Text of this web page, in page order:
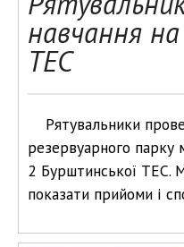
навчання
ТЕС
Рятувальники
резервуарного
2 Бурштинської ТЕС.
показати прийоми і